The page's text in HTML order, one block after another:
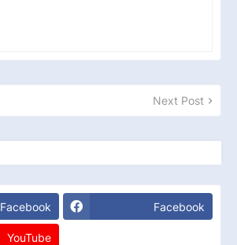
Next Post
Facebook Facebook
YouTube